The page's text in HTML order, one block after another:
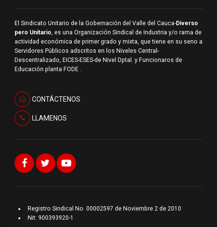
El Sindicato Unitario de la Gobernación del Valle del Cauca-Diverso
pero Unitario, es una Organización Sindical de Industria y/o rama de
actividad económica de primer grado y mixta, que tiene en su seno a
Servidores Públicos adscritos en los Niveles Central-
Descentralizado, EICES-ESES-de Nivel Dptal. y Funcionaros de
Educación planta FODE .
CONTÁCTENOS
LLAMENOS
Registro Sindical No. 00002597 de Noviembre 2 de 2010
Nit: 900393920-1